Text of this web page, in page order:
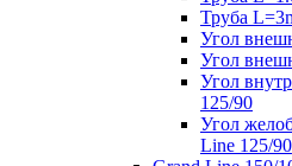
Труба
Угол
Угол
Угол
125/90
Угол
Line 125/90